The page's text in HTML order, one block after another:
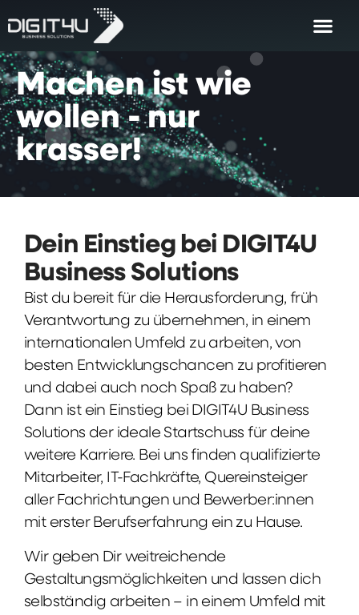
Machen ist wie
wollen - nur
krasser!
Dein Einstieg bei DIGIT4U
Business Solutions
Bist du bereit für die Herausforderung, früh
Verantwortung zu übernehmen, in einem
internationalen Umfeld zu arbeiten, von
besten Entwicklungschancen zu profitieren
und dabei auch noch Spaß zu haben?
Dann ist ein Einstieg bei DIGIT4U Business
Solutions der ideale Startschuss für deine
weitere Karriere. Bei uns finden qualifizierte
Mitarbeiter, IT-Fachkräfte, Quereinsteiger
aller Fachrichtungen und Bewerber:innen
mit erster Berufserfahrung ein zu Hause.
Wir geben Dir weitreichende
Gestaltungsmöglichkeiten und lassen dich
selbständig arbeiten – in einem Umfeld mit